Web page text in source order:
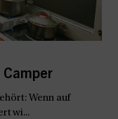
Wenn auf
wi...